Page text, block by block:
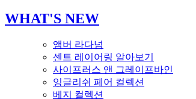
WHAT'S NEW
앰버 라다넘
센트 레이어링 알아보기
사이프러스 앤 그레이프바인
잉글리쉬 페어 컬렉션
베지 컬렉션